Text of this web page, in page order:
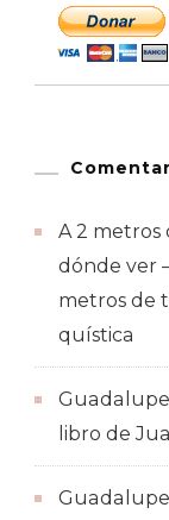
A 2 metros
dónde ver
metros de
quística
Guadalupe
libro de
Guadalupe